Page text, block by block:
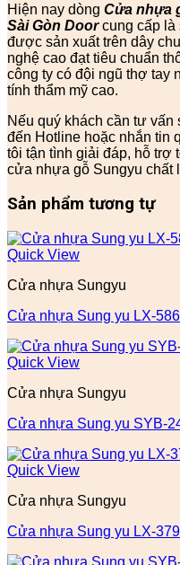
Hiện nay dòng Cửa nhựa
Sài Gòn Doorcung cấp là
được sản xuất trên dây
nghệ cao đạt tiêu chuẩn
công ty có đội ngũ thợ tay
tính thẩm mỹ cao.
Nếu quý khách cần tư vấn
đến Hotline hoặc nhắn tin
tôi tận tình giải đáp, hỗ trợ
cửa nhựa gỗ Sungyu chất
Sản phẩm tương tự
Quick View
Cửa nhựa Sungyu
Cửa nhựa Sung yu LX-586
Quick View
Cửa nhựa Sungyu
Cửa nhựa Sung yu SYB-
Quick View
Cửa nhựa Sungyu
Cửa nhựa Sung yu LX-379